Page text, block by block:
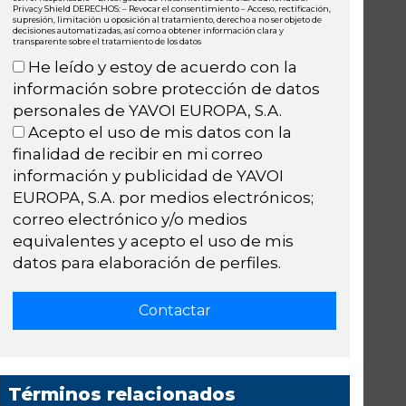
Privacy Shield DERECHOS: – Revocar el consentimiento – Acceso, rectificación,
supresión, limitación u oposición al tratamiento, derecho a no ser objeto de
decisiones automatizadas, así como a obtener información clara y
transparente sobre el tratamiento de los datos
He leído y estoy de acuerdo con la
información sobre protección de datos
personales de YAVOI EUROPA, S.A.
Acepto el uso de mis datos con la
finalidad de recibir en mi correo
información y publicidad de YAVOI
EUROPA, S.A. por medios electrónicos;
correo electrónico y/o medios
equivalentes y acepto el uso de mis
datos para elaboración de perfiles.
Términos relacionados